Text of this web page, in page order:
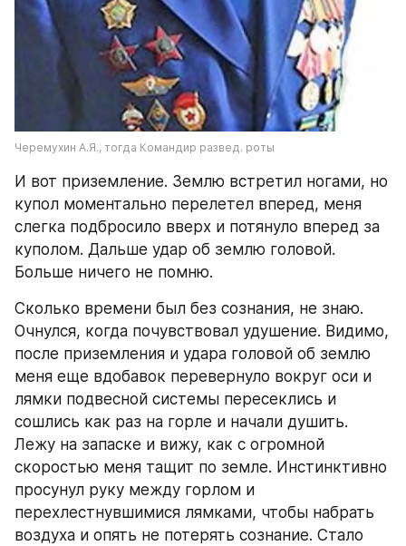
Черемухин А.Я., тогда Командир развед. роты
И вот приземление. Землю встретил ногами, но
купол моментально перелетел вперед, меня
слегка подбросило вверх и потянуло вперед за
куполом. Дальше удар об землю головой.
Больше ничего не помню.
Сколько времени был без сознания, не знаю.
Очнулся, когда почувствовал удушение. Видимо,
после приземления и удара головой об землю
меня еще вдобавок перевернуло вокруг оси и
лямки подвесной системы пересеклись и
сошлись как раз на горле и начали душить.
Лежу на запаске и вижу, как с огромной
скоростью меня тащит по земле. Инстинктивно
просунул руку между горлом и
перехлестнувшимися лямками, чтобы набрать
воздуха и опять не потерять сознание. Стало